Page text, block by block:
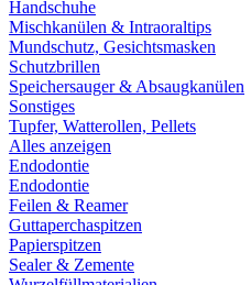
Handschuhe
Mischkanülen & Intraoraltips
Mundschutz, Gesichtsmasken
Schutzbrillen
Speichersauger & Absaugkanülen
Sonstiges
Tupfer, Watterollen, Pellets
Alles anzeigen
Endodontie
Endodontie
Feilen & Reamer
Guttaperchaspitzen
Papierspitzen
Sealer & Zemente